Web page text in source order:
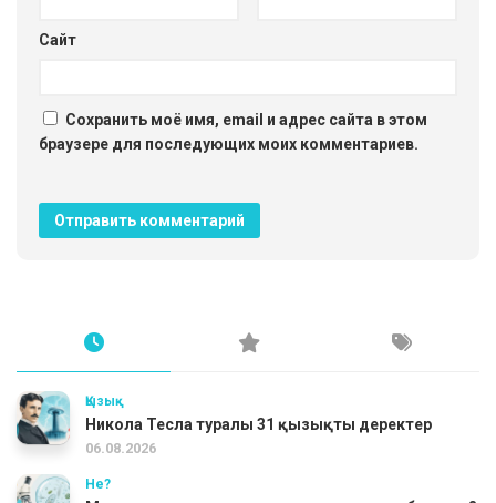
Сайт
Сохранить моё имя, email и адрес сайта в этом
браузере для последующих моих комментариев.
Қызық
Никола Тесла туралы 31 қызықты деректер
06.08.2026
Не?